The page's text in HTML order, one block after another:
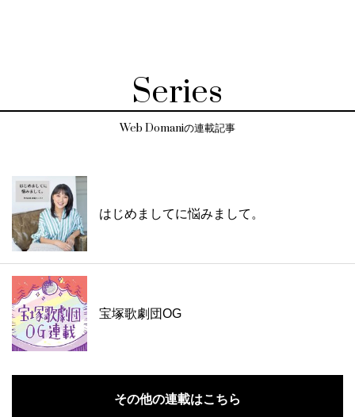
Series
Web Domaniの連載記事
はじめましてに悩みまして。
宝塚歌劇団OG
その他の連載はこちら